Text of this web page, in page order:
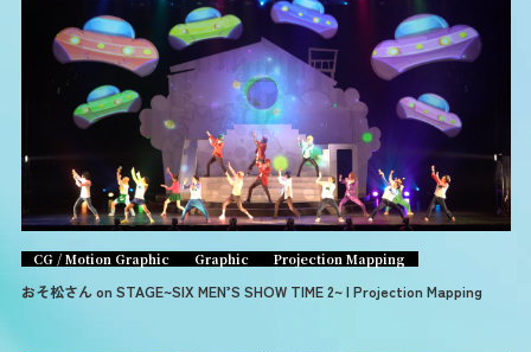
CG / Motion Graphic Graphic Projection Mapping
おそ松さん on STAGE~SIX MEN’S SHOW TIME 2~ | Projection Mapping